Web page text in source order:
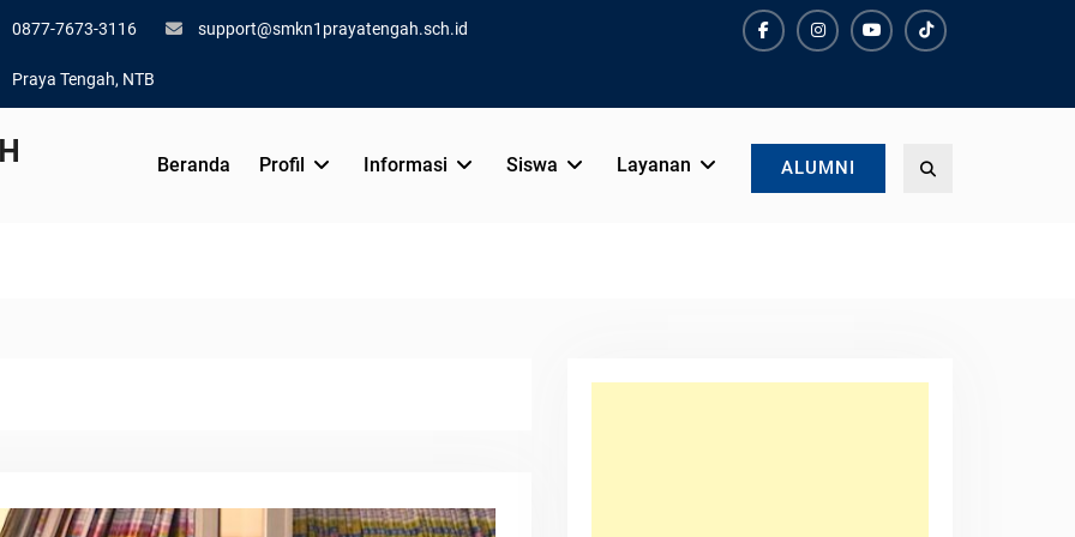
0877-7673-3116 support@smkn1prayatengah.sch.id
Praya Tengah, NTB
Beranda Profil Informasi Siswa Layanan ALUMNI